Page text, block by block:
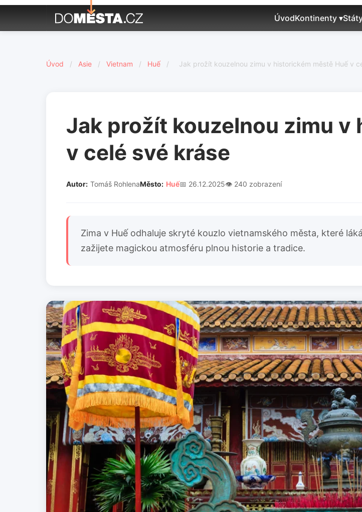
ÚvodKontinenty ▾
Úvod / Asie / Vietnam / Huế / Jak prožít kouzelnou zimu v historickém městě Huế v
Jak prožít kouzelnou zimu v
v celé své kráse
Autor: Tomáš RohlenaMěsto: Huế📅 26.12.2025👁️ 240 zobrazení
Zima v Huế odhaluje skryté kouzlo vietnamského města, které
zažijete magickou atmosféru plnou historie a tradice.